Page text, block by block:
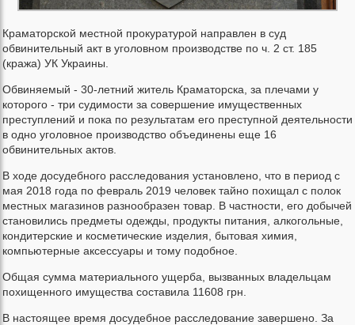
Краматорской местной прокуратурой направлен в суд
обвинительный акт в уголовном производстве по ч. 2 ст. 185
(кража) УК Украины.
Обвиняемый - 30-летний житель Краматорска, за плечами у
которого - три судимости за совершение имущественных
преступлений и пока по результатам его преступной деятельности
в одно уголовное производство объединены еще 16
обвинительных актов.
В ходе досудебного расследования установлено, что в период с
мая 2018 года по февраль 2019 человек тайно похищал с полок
местных магазинов разнообразен товар. В частности, его добычей
становились предметы одежды, продукты питания, алкогольные,
кондитерские и косметические изделия, бытовая химия,
компьютерные аксессуары и тому подобное.
Общая сумма материального ущерба, вызванных владельцам
похищенного имущества составила 11608 грн.
В настоящее время досудебное расследование завершено. За